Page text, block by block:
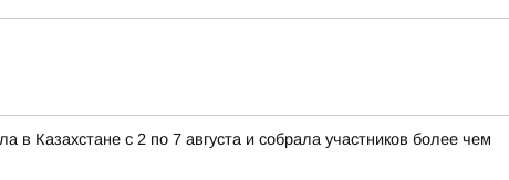
Казахстане с 2 по 7 августа и собрала участников более чем